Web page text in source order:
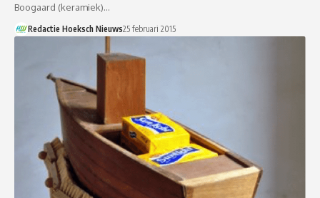
Boogaard (keramiek)…
Redactie Hoeksch Nieuws25 februari 2015